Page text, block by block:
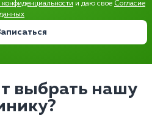
конфиденциальности и даю свое Согласие
выбрать нашу